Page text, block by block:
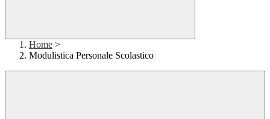
Home >
Modulistica Personale Scolastico